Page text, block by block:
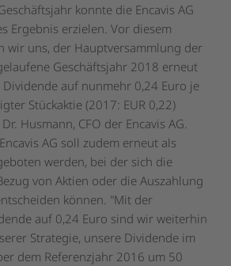
konnte die Encavis AG
Ergebnis erzielen. Vor diesem
wir uns, der Hauptversammlung der
Geschäftsjahr 2018 erneut
auf nunmehr 0,24 Euro je
Stückaktie (2017: EUR 0,22)
Husmann, CFO der Encavis AG.
AG soll zudem erneut als
werden, bei der sich die
von Aktien oder die Auszahlung
können. "Mit der
auf 0,24 Euro sind wir weiterhin
Strategie, unsere Dividende im
dem Referenzjahr 2016 um 50